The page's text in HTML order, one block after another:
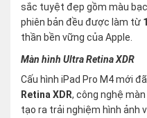
sắc tuyệt đẹp gồm màu bạc
phiên bản đều được làm từ
thần bền vững của Apple.
Màn hình Ultra Retina XDR
​​Cấu hình iPad Pro M4 mới
Retina XDR, công nghệ
tạo ra trải nghiệm hình ảnh